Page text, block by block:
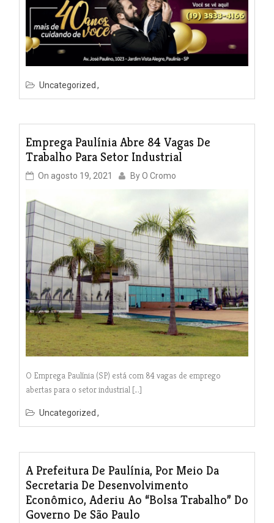
Uncategorized
Emprega Paulínia Abre 84 Vagas De
Trabalho Para Setor Industrial
On agosto 19, 2021 ByO Cromo
O Emprega Paulínia (SP) está com 84 vagas de emprego
abertas para o setor industrial […]
Uncategorized
A Prefeitura De Paulínia, Por Meio Da
Secretaria De Desenvolvimento
Econômico, Aderiu Ao “Bolsa Trabalho” Do
Governo De São Paulo